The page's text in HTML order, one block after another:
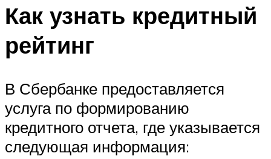
Как узнать кредитный
рейтинг
В Сбербанке предоставляется
услуга по формированию
кредитного отчета, где указывается
следующая информация: